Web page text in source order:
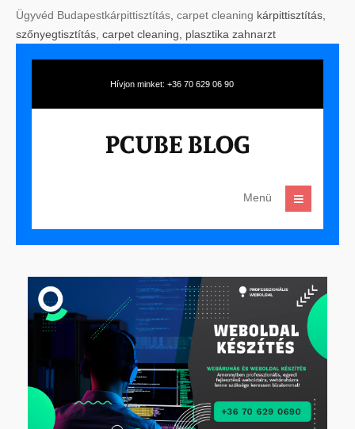
Ügyvéd Budapestkárpittisztítás carpet cleaning kárpittisztítás,
szőnyegtisztítás, carpet cleaning, plasztika zahnarzt
Hívjon minket: +36 70 629 06 90
Menü